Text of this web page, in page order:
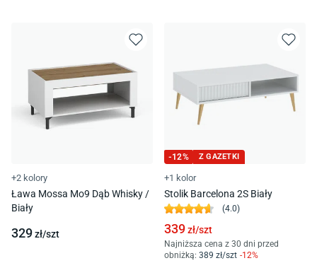
+2 kolory
Ława Mossa Mo9 Dąb Whisky /
Biały
329zł/szt
-12% Z GAZETKI
+1 kolor
Stolik Barcelona 2S Biały
(4.0)
339zł/szt
Najniższa cena z 30 dni przed
obniżką: 389 zł/szt -12%